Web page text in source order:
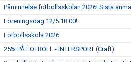
Påminnelse fotbollsskolan 2026! Sista
Föreningsdag 12/5 18.00!
Fotbollsskola 2026
25% PÅ FOTBOLL - INTERSPORT (Craft)